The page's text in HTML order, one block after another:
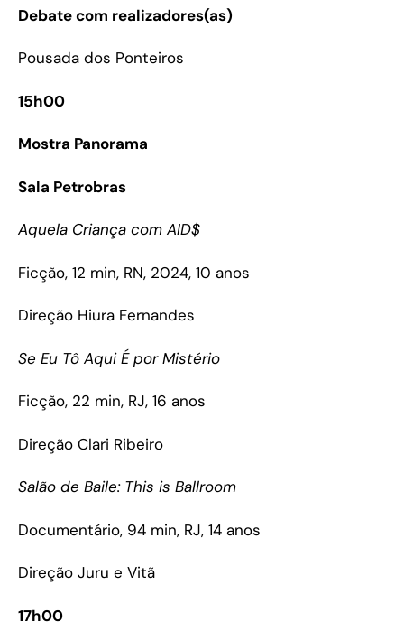
Debate com realizadores(as)
Pousada dos Ponteiros
15h00
Mostra Panorama
Sala Petrobras
Aquela Criança com AID$
Ficção, 12 min, RN, 2024, 10 anos
Direção Hiura Fernandes
Se Eu Tô Aqui É por Mistério
Ficção, 22 min, RJ, 16 anos
Direção Clari Ribeiro
Salão de Baile: This is Ballroom
Documentário, 94 min, RJ, 14 anos
Direção Juru e Vitã
17h00